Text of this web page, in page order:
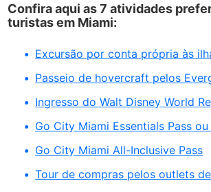
Confira aqui as 7 atividades
turistas em Miami:
Excursão por conta própria às
Passeio de hovercraft pelos
Ingresso do Walt Disney World
Go City Miami Essentials Pass
Go City Miami All-Inclusive Pass
Tour de compras pelos outlets